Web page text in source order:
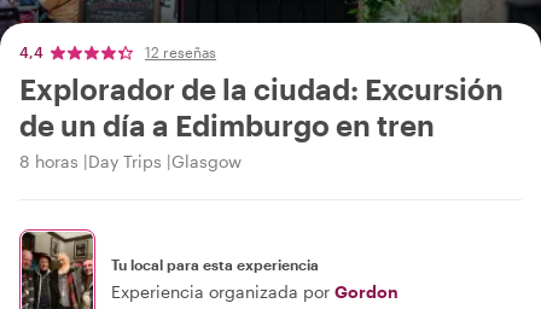
4,4 12 reseñas
Explorador de la ciudad: Excursión
de un día a Edimburgo en tren
8 horas Day Trips Glasgow
Tu local para esta experiencia
Experiencia organizada por Gordon